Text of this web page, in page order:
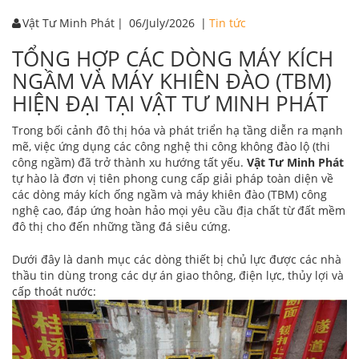
Vật Tư Minh Phát | 06/July/2026 | Tin tức
TỔNG HỢP CÁC DÒNG MÁY KÍCH
NGẦM VÀ MÁY KHIÊN ĐÀO (TBM)
HIỆN ĐẠI TẠI VẬT TƯ MINH PHÁT
Trong bối cảnh đô thị hóa và phát triển hạ tầng diễn ra mạnh
mẽ, việc ứng dụng các công nghệ thi công không đào lộ (thi
công ngầm) đã trở thành xu hướng tất yếu. Vật Tư Minh Phát
tự hào là đơn vị tiên phong cung cấp giải pháp toàn diện về
các dòng máy kích ống ngầm và máy khiên đào (TBM) công
nghệ cao, đáp ứng hoàn hảo mọi yêu cầu địa chất từ đất mềm
đô thị cho đến những tầng đá siêu cứng.
Dưới đây là danh mục các dòng thiết bị chủ lực được các nhà
thầu tin dùng trong các dự án giao thông, điện lực, thủy lợi và
cấp thoát nước: